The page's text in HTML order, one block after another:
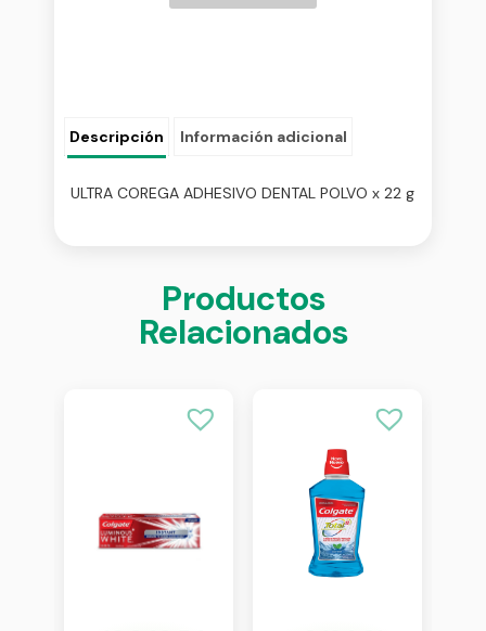
Descripción Información adicional
ULTRA COREGA ADHESIVO DENTAL POLVO x 22 g
Productos
Relacionados